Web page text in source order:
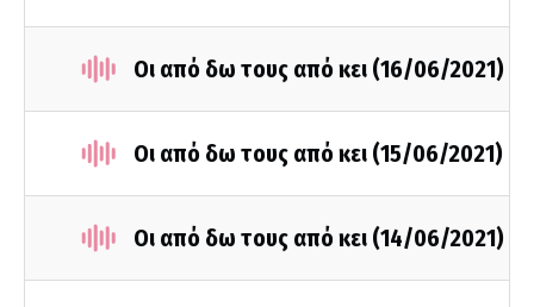
Οι από δω τους από κει (16/06/2021)
Οι από δω τους από κει (15/06/2021)
Οι από δω τους από κει (14/06/2021)